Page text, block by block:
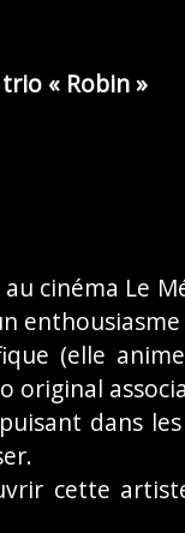
« Robin »
au cinéma Le
(elle
original
dans
cette